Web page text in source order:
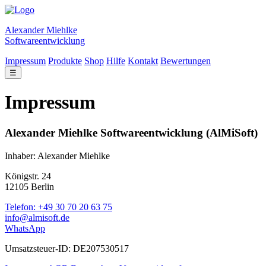
Alexander Miehlke
Softwareentwicklung
Impressum Produkte Shop Hilfe Kontakt Bewertungen
☰
Impressum
Alexander Miehlke Softwareentwicklung (AlMiSoft)
Inhaber: Alexander Miehlke
Königstr. 24
12105 Berlin
Telefon: +49 30 70 20 63 75
info@almisoft.de
WhatsApp
Umsatzsteuer-ID: DE207530517